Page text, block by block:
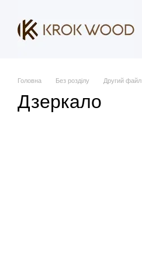
Головна Без розділу Другий файл
Дзеркало